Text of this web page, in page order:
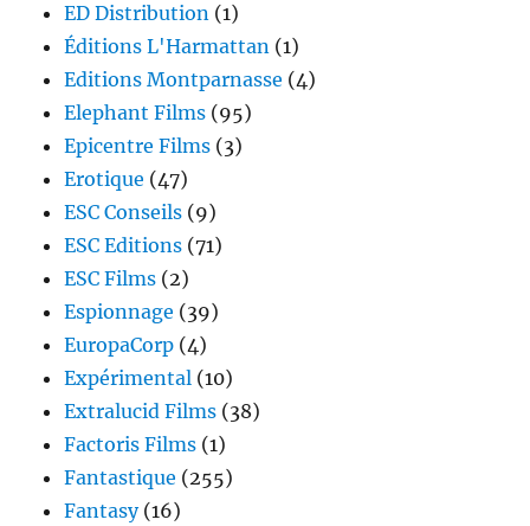
ED Distribution (1)
Éditions L'Harmattan (1)
Editions Montparnasse (4)
Elephant Films (95)
Epicentre Films (3)
Erotique (47)
ESC Conseils (9)
ESC Editions (71)
ESC Films (2)
Espionnage (39)
EuropaCorp (4)
Expérimental (10)
Extralucid Films (38)
Factoris Films (1)
Fantastique (255)
Fantasy(16)